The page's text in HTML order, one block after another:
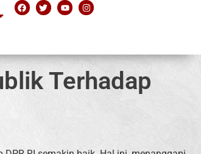
Terhadap